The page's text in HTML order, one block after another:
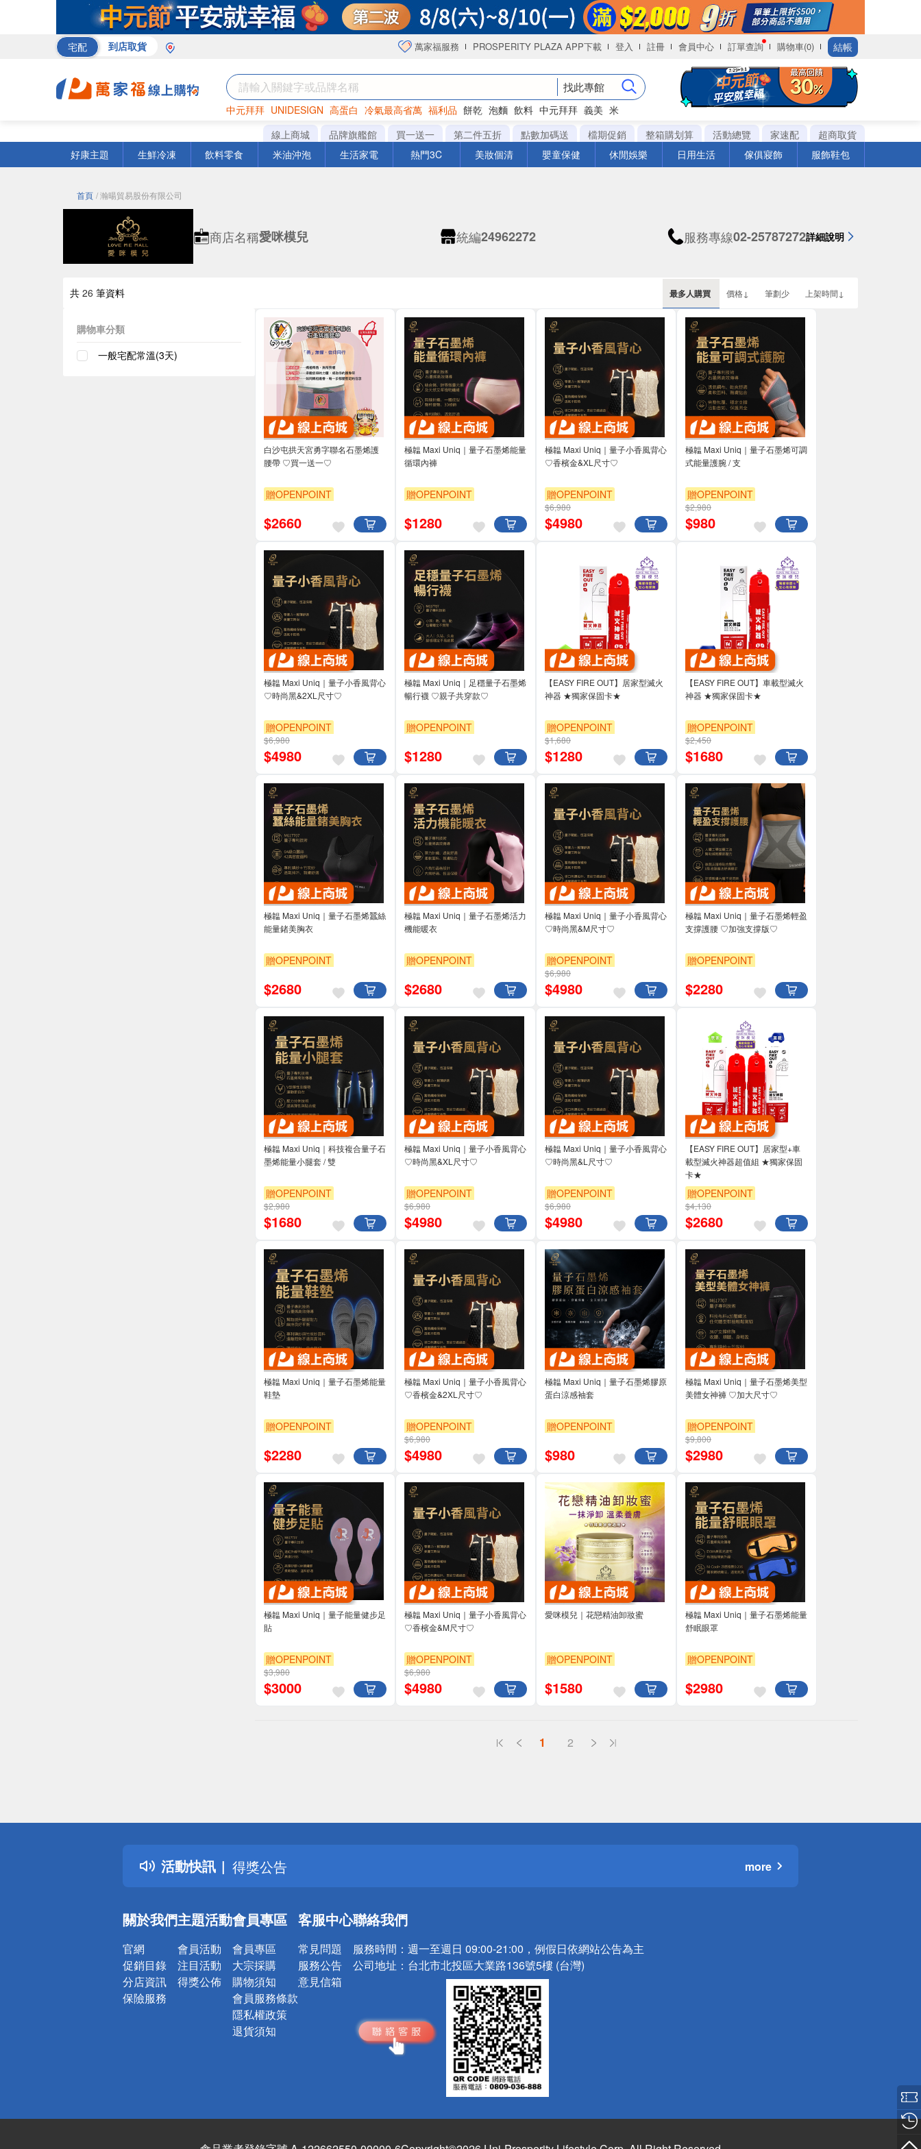
宅配 到店取貨 萬家福服務 PROSPERITY PLAZA APP下載 登入 註冊 會員中心 訂單查詢 購物車(0) 結帳
找此專館
中元拜拜 UNIDESIGN 高蛋白 冷氣最高省萬 福利品 餅乾 泡麵 飲料 中元拜拜 義美 米
罐頭 咖啡 海苔
線上商城 品牌旗艦館 買一送一 第二件五折 點數加碼送 檔期促銷 整箱購划算 活動總覽 家速配
超商取貨
好康主題
生鮮冷凍 飲料零食 米油沖泡 生活家電 熱門3C 美妝個清 嬰童保健 休閒娛樂 日用生活 傢俱寢飾 服飾鞋包
首頁 / 瀚暘貿易股份有限公司
商店名稱愛咪模兒 統編24962272 服務專線02-25787272詳細說明
共 26 筆資料 最多人購買 價格↓ 筆劃少 上架時間↓
購物車分類
一般宅配常溫(3天)
白沙屯拱天宮勇字聯名石墨烯護
腰帶 ♡買一送一♡
贈OPENPOINT
$2660
極韞 Maxi Uniq｜量子石墨烯能量
循環內褲
贈OPENPOINT
$1280
極韞 Maxi Uniq｜量子小香風背心
♡香檳金&XL尺寸♡
贈OPENPOINT
$6,980
$4980
極韞 Maxi Uniq｜量子石墨烯可調
式能量護腕 / 支
贈OPENPOINT
$2,980
$980
極韞 Maxi Uniq｜量子小香風背心
♡時尚黑&2XL尺寸♡
贈OPENPOINT
$6,980
$4980
極韞 Maxi Uniq｜足穩量子石墨烯
暢行襪 ♡親子共穿款♡
贈OPENPOINT
$1280
【EASY FIRE OUT】居家型滅火
神器 ★獨家保固卡★
贈OPENPOINT
$1,680
$1280
【EASY FIRE OUT】車載型滅火
神器 ★獨家保固卡★
贈OPENPOINT
$2,450
$1680
極韞 Maxi Uniq｜量子石墨烯蠶絲
能量鍺美胸衣
贈OPENPOINT
$2680
極韞 Maxi Uniq｜量子石墨烯活力
機能暖衣
贈OPENPOINT
$2680
極韞 Maxi Uniq｜量子小香風背心
♡時尚黑&M尺寸♡
贈OPENPOINT
$6,980
$4980
極韞 Maxi Uniq｜量子石墨烯輕盈
支撐護腰 ♡加強支撐版♡
贈OPENPOINT
$2280
極韞 Maxi Uniq｜科技複合量子石
墨烯能量小腿套 / 雙
贈OPENPOINT
$2,980
$1680
極韞 Maxi Uniq｜量子小香風背心
♡時尚黑&XL尺寸♡
贈OPENPOINT
$6,980
$4980
極韞 Maxi Uniq｜量子小香風背心
♡時尚黑&L尺寸♡
贈OPENPOINT
$6,980
$4980
【EASY FIRE OUT】居家型+車
載型滅火神器超值組 ★獨家保固
卡★
贈OPENPOINT
$4,130
$2680
極韞 Maxi Uniq｜量子石墨烯能量
鞋墊
贈OPENPOINT
$2280
極韞 Maxi Uniq｜量子小香風背心
♡香檳金&2XL尺寸♡
贈OPENPOINT
$6,980
$4980
極韞 Maxi Uniq｜量子石墨烯膠原
蛋白涼感袖套
贈OPENPOINT
$980
極韞 Maxi Uniq｜量子石墨烯美型
美體女神褲 ♡加大尺寸♡
贈OPENPOINT
$9,800
$2980
極韞 Maxi Uniq｜量子能量健步足
貼
贈OPENPOINT
$3,980
$3000
極韞 Maxi Uniq｜量子小香風背心
♡香檳金&M尺寸♡
贈OPENPOINT
$6,980
$4980
愛咪模兒｜花戀精油卸妝蜜
贈OPENPOINT
$1580
極韞 Maxi Uniq｜量子石墨烯能量
舒眠眼罩
贈OPENPOINT
$2980
1 2
活動快訊
詐騙網頁！請小心！
得獎公告
熱門話題
銀行優惠
詐騙網頁！請小心！
more
關於我們
官網
促銷目錄
分店資訊
保險服務
主題活動
會員活動
注目活動
得獎公佈
會員專區
會員專區
大宗採購
購物須知
會員服務條款
隱私權政策
退貨須知
客服中心
常見問題
服務公告
意見信箱
聯絡我們
服務時間： 週一至週日 09:00-21:00，例假日依網站公告為主
公司地址： 台北市北投區大業路136號5樓 (台灣)